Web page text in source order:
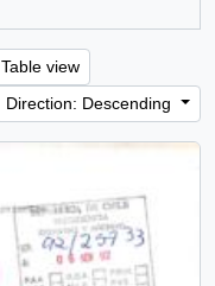
Table view
Direction: Descending